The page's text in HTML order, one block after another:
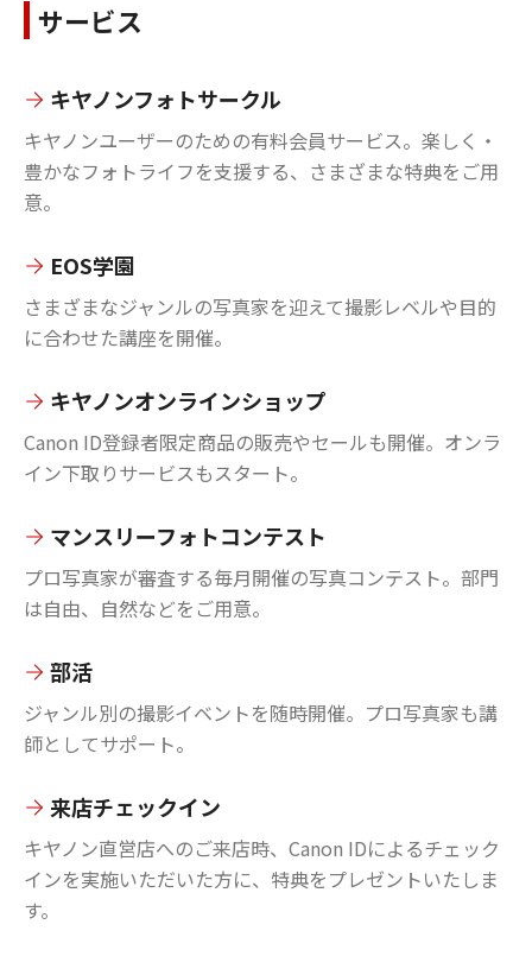
サービス
キヤノンフォトサークル
キヤノンユーザーのための有料会員サービス。楽しく・
豊かなフォトライフを支援する、さまざまな特典をご用
意。
EOS学園
さまざまなジャンルの写真家を迎えて撮影レベルや目的
に合わせた講座を開催。
キヤノンオンラインショップ
Canon ID登録者限定商品の販売やセールも開催。オンラ
イン下取りサービスもスタート。
マンスリーフォトコンテスト
プロ写真家が審査する毎月開催の写真コンテスト。部門
は自由、自然などをご用意。
部活
ジャンル別の撮影イベントを随時開催。プロ写真家も講
師としてサポート。
来店チェックイン
キヤノン直営店へのご来店時、Canon IDによるチェック
インを実施いただいた方に、特典をプレゼントいたしま
す。